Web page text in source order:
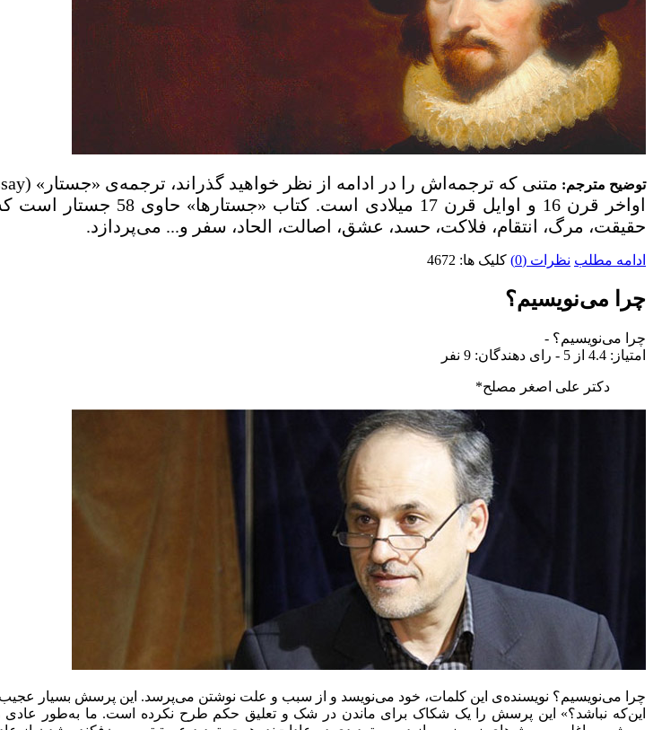
توضیح مترجم: متنی که ترجمه‌اش را در ادامه از نظر خواهید گذراند، ترجمه‌ی «جستار» (
اواخر قرن 16 و اوایل
حقیقت، مرگ، انتقام، فلاکت، حسد، عشق، اصالت، الحاد، سفر و... می‌پردازد.
ادامه مطلب نظرات (0) کلیک ها: 4672
چرا می‌نویسیم؟
چرا می‌نویسیم؟ -
امتياز: 4.4 از 5 - رای دهندگان: 9 نفر
دکتر علی اصغر مصلح*
چرا می‌نویسیم؟ نویسنده‌ی این کلمات، خود می‌نویسد و از سبب و علت نوشتن می‌پرسد. این پرسش بسیار عجیب
این‌که نباشد؟» این پرسش را یک شکاک برای ماندن در شک و تعلیق حکم طرح نکرده است. ما به‌طور